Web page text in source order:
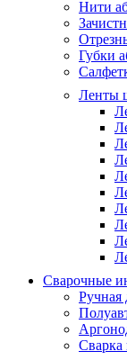
Нити
Губки
Ленты
Сварочные
Ручная